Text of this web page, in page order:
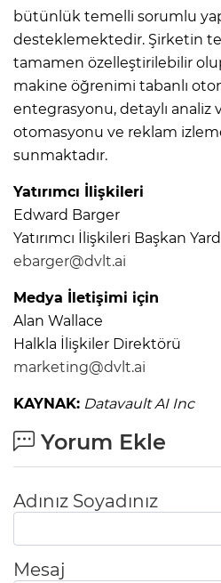
bütünlük temelli sorumlu
desteklemektedir. Şirketin
tamamen özelleştirilebilir
makine öğrenimi tabanlı
entegrasyonu, detaylı analiz
otomasyonu ve reklam
sunmaktadır.
Yatırımcı İlişkileri
Edward Barger
Yatırımcı İlişkileri Başkan
ebarger@dvlt.ai
Medya İletişimi için
Alan Wallace
Halkla İlişkiler Direktörü
marketing@dvlt.ai
KAYNAK: Datavault AI Inc
Yorum Ekle
Adınız Soyadınız
Mesaj